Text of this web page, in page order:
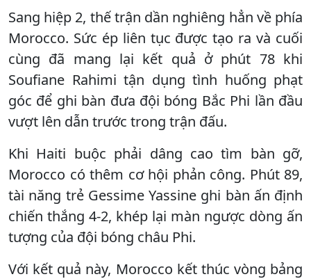
Sang hiệp 2, thế trận dần nghiêng hẳn về phía
Morocco. Sức ép liên tục được tạo ra và cuối
cùng đã mang lại kết quả ở phút 78 khi
Soufiane Rahimi tận dụng tình huống phạt
góc để ghi bàn đưa đội bóng Bắc Phi lần đầu
vượt lên dẫn trước trong trận đấu.
Khi Haiti buộc phải dâng cao tìm bàn gỡ,
Morocco có thêm cơ hội phản công. Phút 89,
tài năng trẻ Gessime Yassine ghi bàn ấn định
chiến thắng 4-2, khép lại màn ngược dòng ấn
tượng của đội bóng châu Phi.
Với kết quả này, Morocco kết thúc vòng bảng